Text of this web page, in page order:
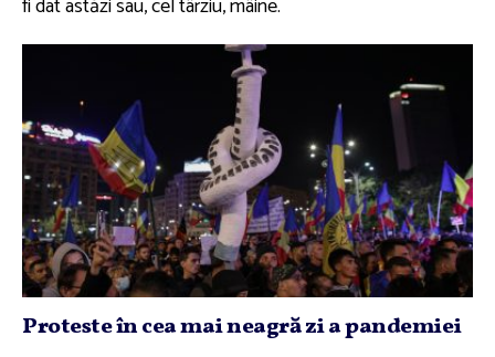
Proteste în cea mai neagră zi a pandemiei